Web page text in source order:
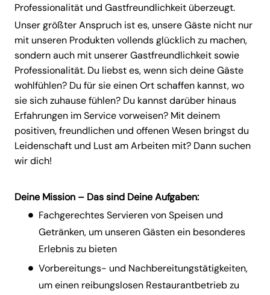
Professionalität und Gastfreundlichkeit überzeugt.
Unser größter Anspruch ist es, unsere Gäste nicht nur
mit unseren Produkten vollends glücklich zu machen,
sondern auch mit unserer Gastfreundlichkeit sowie
Professionalität. Du liebst es, wenn sich deine Gäste
wohlfühlen? Du für sie einen Ort schaffen kannst, wo
sie sich zuhause fühlen? Du kannst darüber hinaus
Erfahrungen im Service vorweisen? Mit deinem
positiven, freundlichen und offenen Wesen bringst du
Leidenschaft und Lust am Arbeiten mit? Dann suchen
wir dich!
Deine Mission – Das sind Deine Aufgaben:
Fachgerechtes Servieren von Speisen und
Getränken, um unseren Gästen ein besonderes
Erlebnis zu bieten
Vorbereitungs- und Nachbereitungstätigkeiten,
um einen reibungslosen Restaurantbetrieb zu